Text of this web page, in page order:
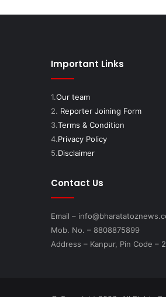
Important Links
1.Our team
2. Reporter Joining Form
3.Terms & Condition
4.Privacy Policy
5.Disclaimer
Contact Us
Email –
Mob. No. – 8808875899
Address – Kanpur, Pin Code –